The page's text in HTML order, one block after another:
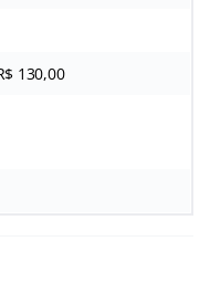
130,00